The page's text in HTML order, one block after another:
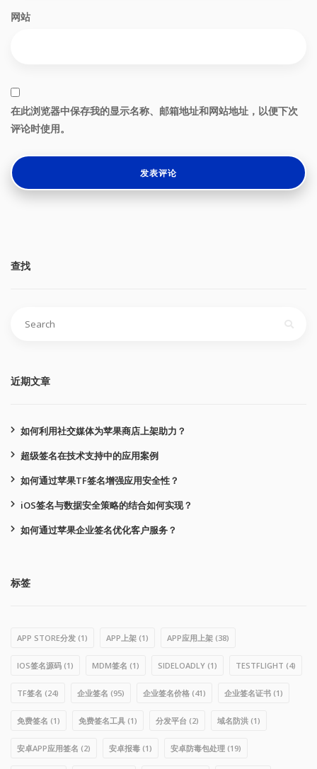
网站
在此浏览器中保存我的显示名称、邮箱地址和网站地址，以便下次
评论时使用。
查找
索：
近期文章
如何利用社交媒体为苹果商店上架助力？
超级签名在技术支持中的应用案例
如何通过苹果TF签名增强应用安全性？
iOS签名与数据安全策略的结合如何实现？
如何通过苹果企业签名优化客户服务？
标签
APP STORE分发 (1) APP上架 (1) APP应用上架 (38)
IOS签名源码 (1) MDM签名 (1) SIDELOADLY (1) TESTFLIGHT (4)
TF签名 (24) 企业签名 (95) 企业签名价格 (41) 企业签名证书 (1)
免费签名 (1) 免费签名工具 (1) 分发平台 (2) 域名防洪 (1)
安卓APP应用签名 (2) 安卓报毒 (1) 安卓防毒包处理 (19)